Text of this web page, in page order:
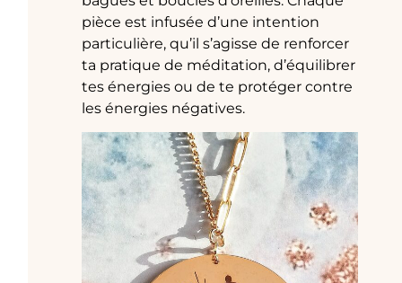
pièce est infusée d’une intention
particulière, qu’il s’agisse de renforcer
ta pratique de méditation, d’équilibrer
tes énergies ou de te protéger contre
les énergies négatives.